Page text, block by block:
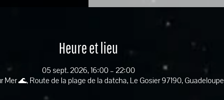
Heure et lieu
05 sept. 2026, 16:00 – 22:00
Mer 🌊, Route de la plage de la datcha, Le Gosier 97190, Guadeloupe